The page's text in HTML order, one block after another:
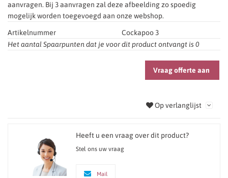
aanvragen. Bij 3 aanvragen zal deze afbeelding zo spoedig
mogelijk worden toegevoegd aan onze webshop.
Artikelnummer
Cockapoo 3
Het aantal Spaarpunten dat je voor dit product ontvangt is 0
Vraag offerte aan
Op verlanglijst
Heeft u een vraag over dit product?
Stel ons uw vraag
Mail